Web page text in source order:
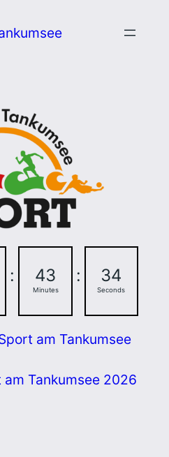
: 43
Minutes
: 34
Seconds
am Tankumsee
Tankumsee 2026